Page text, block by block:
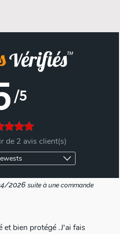
/5
de 2 avis client(s)
2026 suite à une commande
bien protégé .J'ai fais